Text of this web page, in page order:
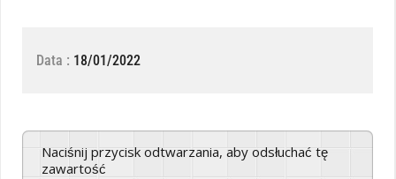
Data : 18/01/2022
Naciśnij przycisk odtwarzania, aby odsłuchać tę
zawartość